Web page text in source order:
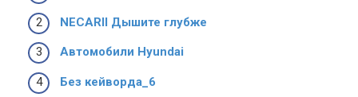
NECARII Дышите глубже
Автомобили Hyundai
Без кейворда_6